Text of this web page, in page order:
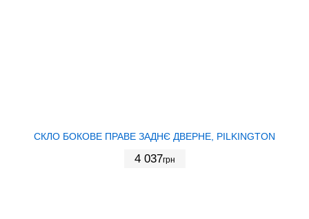
СКЛО БОКОВЕ ПРАВЕ ЗАДНЄ ДВЕРНЕ, PILKINGTON
4 037грн